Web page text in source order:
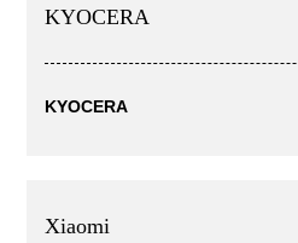
KYOCERA
KYOCERA
Xiaomi